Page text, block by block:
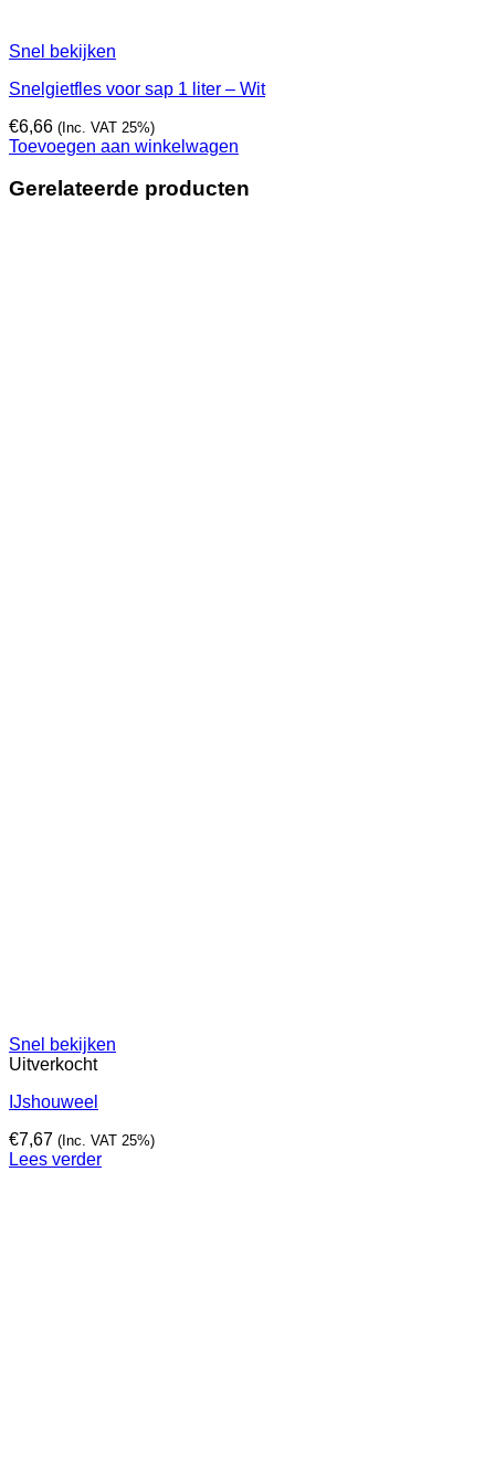
Snel bekijken
Snelgietfles voor sap 1 liter – Wit
€6,66 (Inc. VAT 25%)
Toevoegen aan winkelwagen
Gerelateerde producten
Snel bekijken
Uitverkocht
IJshouweel
€7,67 (Inc. VAT 25%)
Lees verder